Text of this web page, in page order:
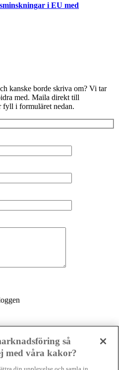
i EU med
kanske borde skriva om? Vi tar
med. Maila direkt till
fyll i formuläret nedan.
så
med våra kakor?